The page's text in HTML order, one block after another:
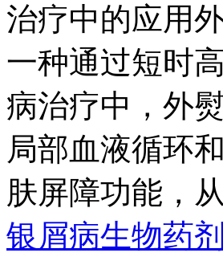
治疗中的应用
一种通过短时
病治疗中，外
局部血液循环
肤屏障功能，
银屑病生物药